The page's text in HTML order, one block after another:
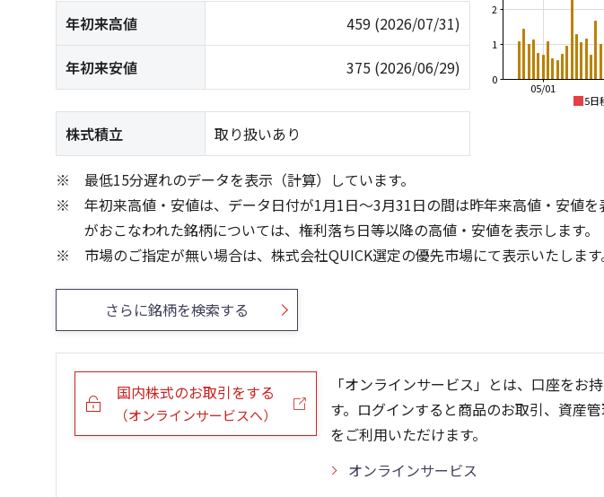
年初来高値 459 (2026/07/31)
年初来安値 375 (2026/06/29)
株式積立 取り扱いあり
5日
05/01
0
1
2
0
1
0
500
最低15分遅れのデータを表示（計算）しています。
年初来高値・安値は、データ日付が1月1日～3月31日の間は昨年来高値・安値
がおこなわれた銘柄については、権利落ち日等以降の高値・安値を表示します。
市場のご指定が無い場合は、株式会社QUICK選定の優先市場にて表示いたします
さらに銘柄を検索する
国内株式のお取引をする
（オンラインサービスへ）
「オンラインサービス」とは、口座をお
す。ログインすると商品のお取引、資産
をご利用いただけます。
オンラインサービス